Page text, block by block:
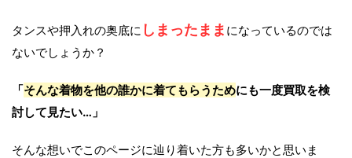
タンスや押入れの奥底に しまったまま になっているのでは
ないでしょうか？
「そんな着物を他の誰かに着てもらうためにも一度買取を検
討して見たい…」
そんな想いでこのページに辿り着いた方も多いかと思いま